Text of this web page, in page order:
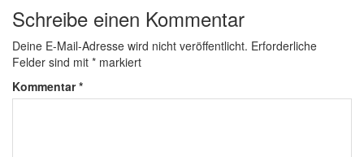
Schreibe einen Kommentar
Deine E-Mail-Adresse wird nicht veröffentlicht. Erforderliche
Felder sind mit * markiert
Kommentar*